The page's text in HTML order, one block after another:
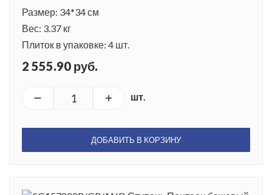
Размер: 34*34 см
Вес: 3.37 кг
Плиток в упаковке: 4 шт.
2 555.90 руб.
шт.
ДОБАВИТЬ В КОРЗИНУ